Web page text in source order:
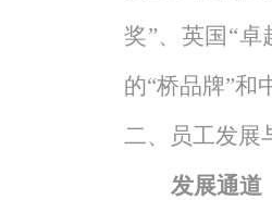
奖”、英国“
的“桥品牌”和
二、员工发展
发展通道